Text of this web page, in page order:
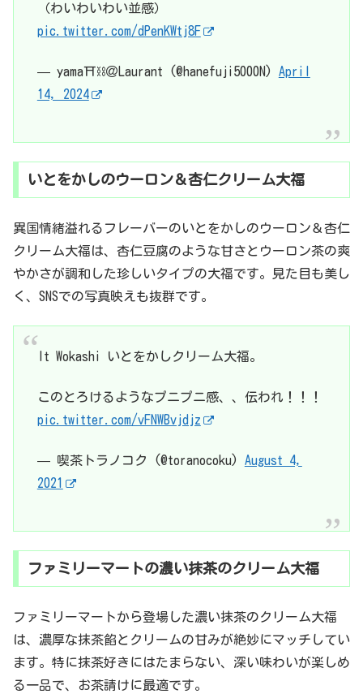
（わいわいわい並感）
pic.twitter.com/dPenKWtj8F
— yama⛩️⛓＠Laurant (@hanefuji5000N) April
14, 2024
いとをかしのウーロン＆杏仁クリーム大福
異国情緒溢れるフレーバーのいとをかしのウーロン＆杏仁
クリーム大福は、杏仁豆腐のような甘さとウーロン茶の爽
やかさが調和した珍しいタイプの大福です。見た目も美し
く、SNSでの写真映えも抜群です。
It Wokashi いとをかしクリーム大福。
このとろけるようなプニプニ感、、伝われ！！！
pic.twitter.com/vFNWBvjdjz
— 喫茶トラノコク (@toranocoku) August 4,
2021
ファミリーマートの濃い抹茶のクリーム大福
ファミリーマートから登場した濃い抹茶のクリーム大福
は、濃厚な抹茶餡とクリームの甘みが絶妙にマッチしてい
ます。特に抹茶好きにはたまらない、深い味わいが楽しめ
る一品で、お茶請けに最適です。